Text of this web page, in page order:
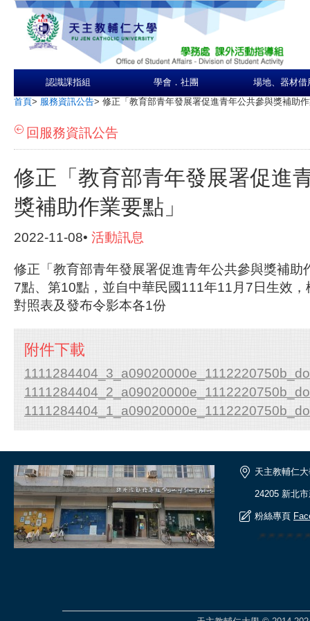
認識課指組 學會．社團 場地、器材借
首頁> 服務資訊公告> 修正「教育部青年發展署促進青年公共參與獎補助
回服務資訊公告
修正「教育部青年發展署促進
獎補助作業要點」
2022-11-08• 活動訊息
修正「教育部青年發展署促進青年公共參與獎補助
7點、第10點，並自中華民國111年11月7日生效
對照表及發布令影本各1份
附件下載
天主教輔仁
24205 新北
粉絲專頁